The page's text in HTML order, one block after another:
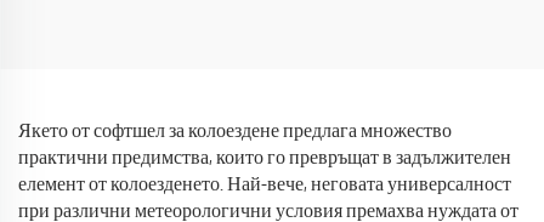
Якето от софтшел за колоездене предлага множество
практични предимства, които го превръщат в задължителен
елемент от колоезденето. Най-вече, неговата универсалност
при различни метеорологични условия премахва нуждата от